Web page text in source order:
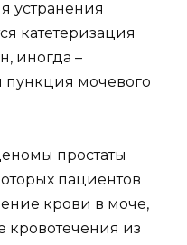
устранения
катетеризация
иногда –
пункция мочевого
простаты
пациентов
крови в моче,
кровотечения из